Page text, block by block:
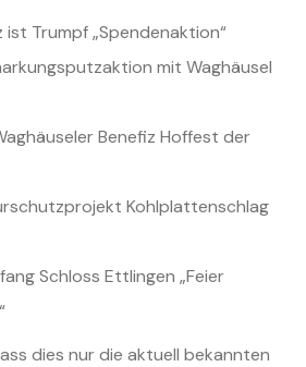
ist Trumpf „Spendenaktion“
mit Waghäusel
Benefiz Hoffest der
Kohlplattenschlag
Schloss Ettlingen „Feier
dies nur die aktuell bekannten